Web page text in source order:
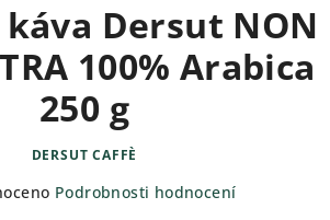
košík
Dersut NON
100% Arabica
250 g
DERSUT CAFFÈ
Podrobnosti hodnocení